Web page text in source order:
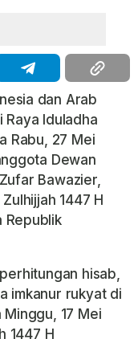
dan Arab
Iduladha
Rabu, 27 Mei
Dewan
Zufar Bawazier,
1447 H
Republik
hisab,
imkanur rukyatdi
17 Mei
1447 H